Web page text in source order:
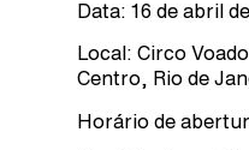
Data: 16 de abril
Local: Circo
Centro, Rio de
Horário de